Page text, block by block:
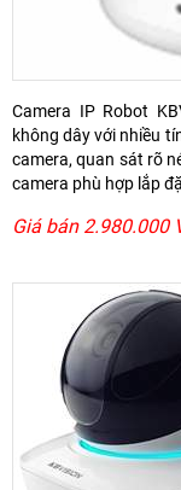
Camera IP Robot
không dây với nhiều
camera, quan sát rõ
camera phù hợp lắp
Giá bán 2.980.000